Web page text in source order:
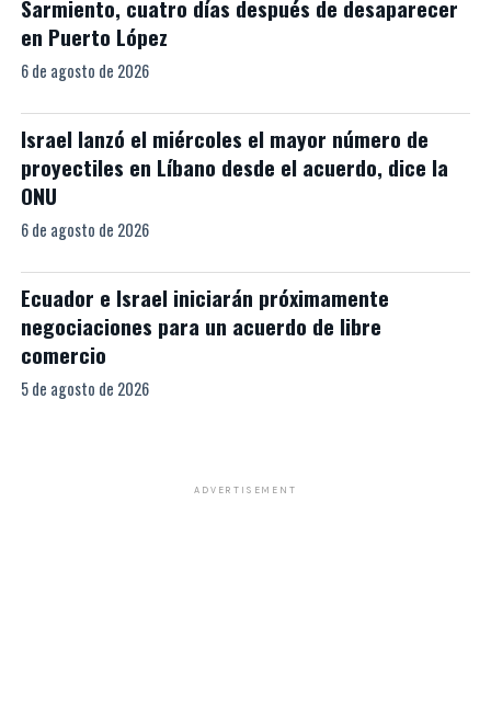
Sarmiento, cuatro días después de desaparecer
en Puerto López
6 de agosto de 2026
Israel lanzó el miércoles el mayor número de
proyectiles en Líbano desde el acuerdo, dice la
ONU
6 de agosto de 2026
Ecuador e Israel iniciarán próximamente
negociaciones para un acuerdo de libre
comercio
5 de agosto de 2026
ADVERTISEMENT